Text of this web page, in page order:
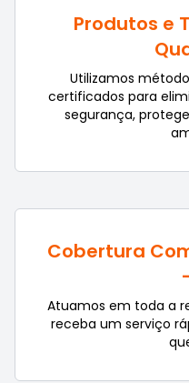
Produtos e
Utilizamos
certificados para
segurança,
Cobertura
Atuamos em toda a
receba um serviço